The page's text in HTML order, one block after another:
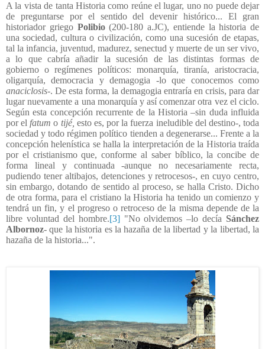
A la vista de tanta Historia como reúne el lugar, uno no puede dejar
de preguntarse por el sentido del devenir histórico... El gran
historiador griegoPolibio(200-180 a.JC), entiende la historia de
una sociedad, cultura o civilización, como una sucesión de etapas,
tal la infancia, juventud, madurez, senectud y muerte de un ser vivo,
a lo que cabría añadir la sucesión de las distintas formas de
gobierno o regímenes políticos: monarquía, tiranía, aristocracia,
oligarquía, democracia y demagogia -lo que conocemos como
anaciclosis-. De esta forma, la demagogia entraría en crisis, para dar
lugar nuevamente a una monarquía y así comenzar otra vez el ciclo.
Según esta concepción recurrente de la Historia –sin duda influida
por el fatum o tijé, esto es, por la fuerza ineludible del destino-, toda
sociedad y todo régimen político tienden a degenerarse... Frente a la
concepción helenística se halla la interpretación de la Historia traída
por el cristianismo que, conforme al saber bíblico, la concibe de
forma lineal y continuada -aunque no necesariamente recta,
pudiendo tener altibajos, detenciones y retrocesos-, en cuyo centro,
sin embargo, dotando de sentido al proceso, se halla Cristo. Dicho
de otra forma, para el cristiano la Historia ha tenido un comienzo y
tendrá un fin, y el progreso o retroceso de la misma depende de la
libre voluntad del hombre.[3]"No olvidemos –lo decía Sánchez
Albornoz- que la historia es la hazaña de la libertad y la libertad, la
hazaña de la historia...".